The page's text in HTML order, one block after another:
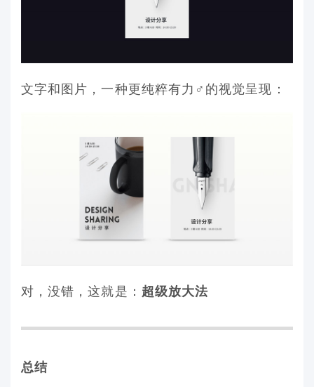
文字和图片，一种更纯粹有力♂的视觉呈现：
对，没错，这就是： 超级放大法
总结